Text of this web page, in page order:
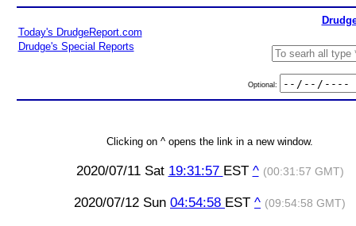
Today's DrudgeReport.com
Drudge's Special Reports
Optional:
Clicking on ^ opens the link in a new window.
2020/07/11 Sat 19:31:57 EST ^ (00:31:57 GMT)
2020/07/12 Sun 04:54:58 EST ^ (09:54:58 GMT)